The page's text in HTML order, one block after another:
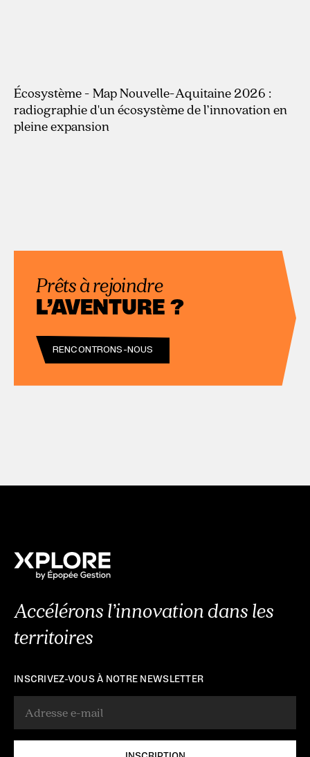
Écosystème - Map Nouvelle-Aquitaine 2026 :
radiographie d'un écosystème de l’innovation en
pleine expansion
Prêts à rejoindre
L’AVENTURE ?
RENCONTRONS-NOUS
Accélérons l’innovation dans les
territoires
INSCRIVEZ-VOUS À NOTRE NEWSLETTER